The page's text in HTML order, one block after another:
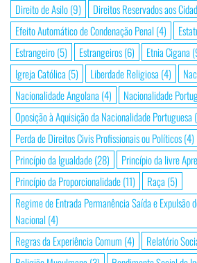
Direito de Asilo(9) Direitos Reservados aos
Efeito Automático de Condenação Penal (4)
Estrangeiro(5) Estrangeiros(6) Etnia Cigana
Igreja Católica (5) Liberdade Religiosa (4)
Nacionalidade Angolana (4) Nacionalidade
Oposição à Aquisição da Nacionalidade Portuguesa
Perda de Direitos Civis Profissionais ou Políticos(4)
Princípio da Igualdade(28) Princípio da livre
Princípio da Proporcionalidade(11) Raça (5)
Regime de Entrada Permanência Saída e Expulsão
Nacional (4)
Regras da Experiência Comum (4) Relatório